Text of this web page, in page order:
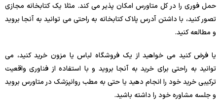
حمل فوری را در کل متاورس امکان پذیر می کند. مثلا یک کتابخانه مجازی
تصور کنید، با داشتن آدرس پلاک کتابخانه به راحتی می توانید به آنجا بروید
و مطالعه کنید.
یا فرض کنید می خواهید از یک فروشگاه لباس یا مزون خرید کنید، می
توانید به راحتی برای خرید به آنجا بروید و با استفاده از فناوری واقعیت
ترکیبی خرید خود را انجام دهید یا حتی به مطب روانپزشک در متاورس بروید
و جلسه مشاوره خود را داشته باشید.